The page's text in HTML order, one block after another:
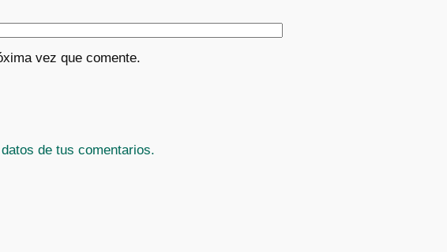
vez que comente.
de tus comentarios.